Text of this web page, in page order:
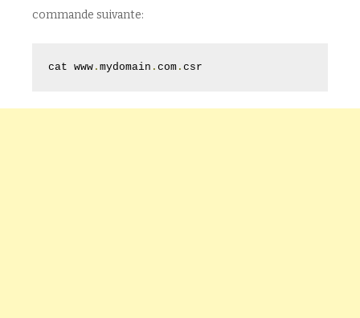
commande suivante:
cat www . mydomain . com . csr